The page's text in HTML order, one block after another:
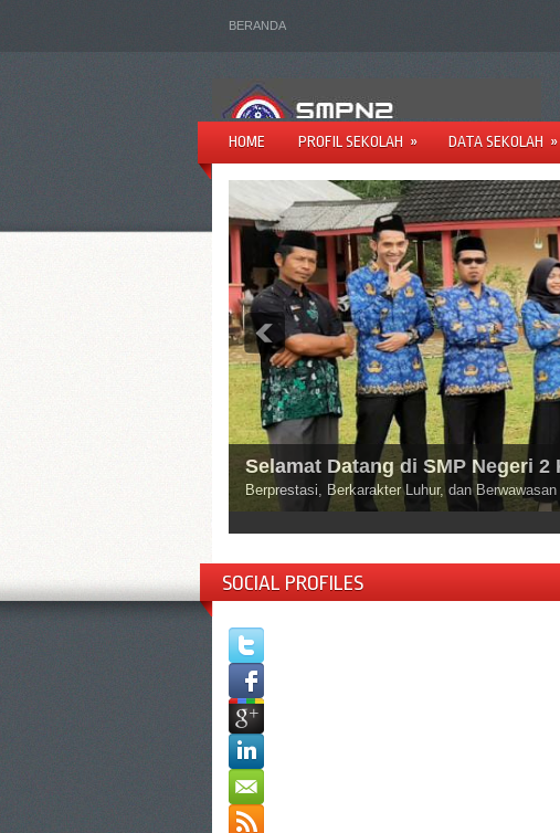
BERANDA
HOME PROFIL SEKOLAH » DATA SEKOLAH »
Selamat Datang di SMP Negeri 2
Berprestasi, Berkarakter Luhur, dan
5
SOCIAL PROFILES